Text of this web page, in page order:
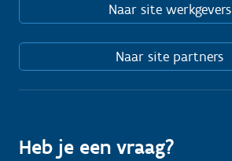
Naar site werkgevers
Naar site partners
Heb je een vraag?